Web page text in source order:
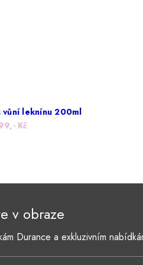
vůní leknínu 200ml
Kč
v obraze
Durance a exkluzivním